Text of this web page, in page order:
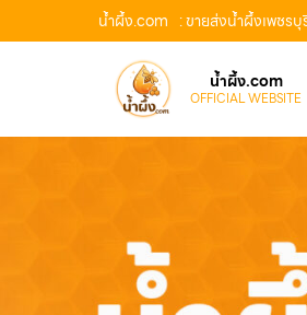
น้ำผึ้ง.com : ขายส่งน้ำผึ้งเพชร
น้ำผึ้ง.com
OFFICIAL WEBSITE